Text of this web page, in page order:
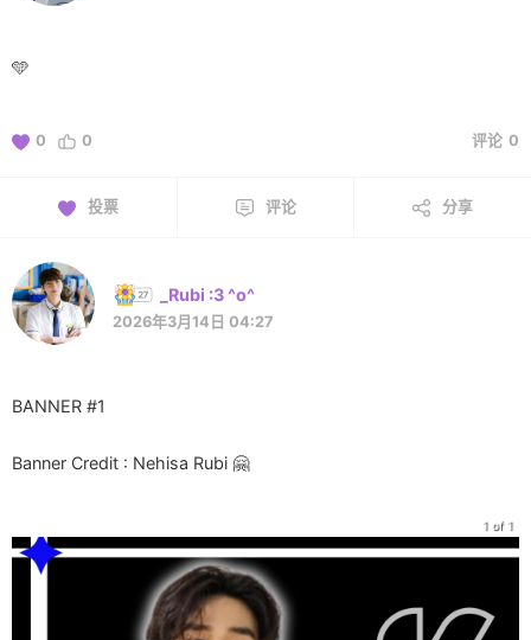
🩵
0 0 评论 0
投票 评论 分享
_Rubi :3 ^o^
2026年3月14日 04:27
BANNER #1
Banner Credit : Nehisa Rubi 🤗
1 of 1